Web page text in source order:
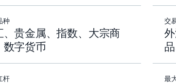
种
、贵金属、指数、大宗商
数字货币
交
杆 最